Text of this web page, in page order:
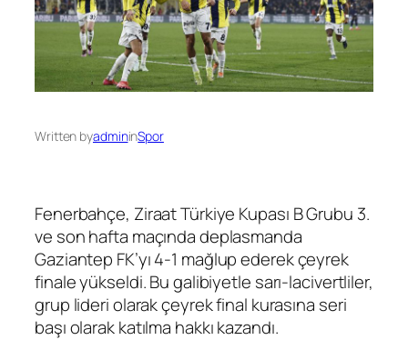
Written byadmininSpor
Fenerbahçe, Ziraat Türkiye Kupası B Grubu 3.
ve son hafta maçında deplasmanda
Gaziantep FK’yı 4-1 mağlup ederek çeyrek
finale yükseldi. Bu galibiyetle sarı-lacivertliler,
grup lideri olarak çeyrek final kurasına seri
başı olarak katılma hakkı kazandı.